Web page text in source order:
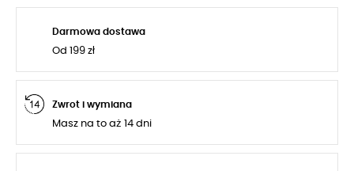
Darmowa dostawa
Od 199 zł
Zwrot i wymiana
Masz na to aż 14 dni